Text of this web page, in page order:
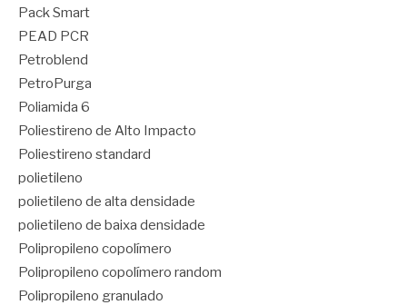
Pack Smart
PEAD PCR
Petroblend
PetroPurga
Poliamida 6
Poliestireno de Alto Impacto
Poliestireno standard
polietileno
polietileno de alta densidade
polietileno de baixa densidade
Polipropileno copolímero
Polipropileno copolímero random
Polipropileno granulado